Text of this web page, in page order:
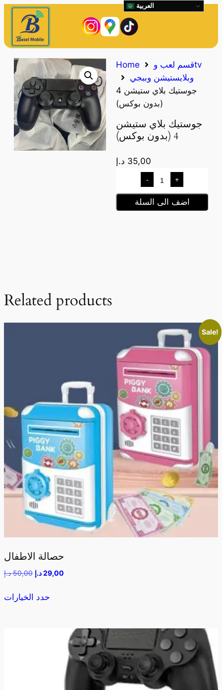
Home
قسم لعب وtv
وبلايستيشن وببجي
جوستيك بلاي ستيشن 4
(بدون بوكس)
جوستيك بلاي ستيشن
4 (بدون بوكس)
35,00 د.إ
- +
اضف الى السلة
Related products
Sale!
حصالة الاطفال
50,00 د.إ 29,00د.إ
حدد الخيارات
العربية